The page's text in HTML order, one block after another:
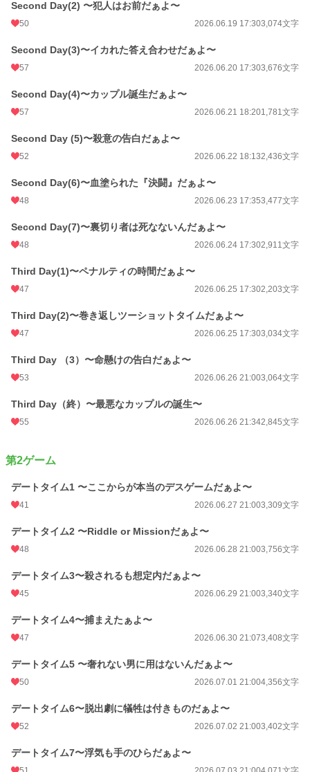
Second Day(2) 〜犯人はお前だぁよ〜
50 2026.06.19 17:303,074文字
Second Day(3)〜イカれた答え合わせだぁよ〜
57 2026.06.20 17:303,676文字
Second Day(4)〜カップル誕生だぁよ〜
57 2026.06.21 18:201,781文字
Second Day (5)〜殺意の告白だぁよ〜
52 2026.06.22 18:132,436文字
Second Day(6)〜血塗られた『決闘』だぁよ〜
48 2026.06.23 17:353,477文字
Second Day(7)〜裏切り者は死なないんだぁよ〜
48 2026.06.24 17:302,911文字
Third Day(1)〜ペナルティの時間だぁよ〜
47 2026.06.25 17:302,203文字
Third Day(2)〜巻き返しツーショットタイムだぁよ〜
47 2026.06.25 17:303,034文字
Third Day （3）〜命懸けの告白だぁよ〜
53 2026.06.26 21:003,064文字
Third Day（終）〜最悪なカップルの誕生〜
55 2026.06.26 21:342,845文字
第2ゲーム
デートタイム1 〜ここからが本当のデスゲームだぁよ〜
41 2026.06.27 21:003,309文字
デートタイム2 〜Riddle or Missionだぁよ〜
48 2026.06.28 21:003,756文字
デートタイム3〜殺されるも想定内だぁよ〜
45 2026.06.29 21:003,340文字
デートタイム4〜捕まえたぁよ〜
47 2026.06.30 21:073,408文字
デートタイム5 〜奢れない男に用はないんだぁよ〜
50 2026.07.01 21:004,356文字
デートタイム6〜脱出劇に犠牲は付きものだぁよ〜
52 2026.07.02 21:003,402文字
デートタイム7〜浮気も手のひらだぁよ〜